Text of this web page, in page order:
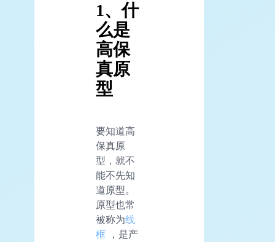
1、什
么是
高保
真原
型
要知道高
保真原
型，就不
能不先知
道原型。
原型也常
被称为线
框 ，是产